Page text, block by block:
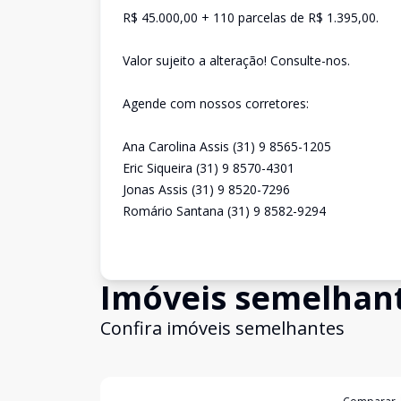
R$ 45.000,00 + 110 parcelas de R$ 1.395,00.
Valor sujeito a alteração! Consulte-nos.
Agende com nossos corretores:
Ana Carolina Assis (31) 9 8565-1205
Eric Siqueira (31) 9 8570-4301
Jonas Assis (31) 9 8520-7296
Romário Santana (31) 9 8582-9294
Imóveis
Confira imóveis semelhantes